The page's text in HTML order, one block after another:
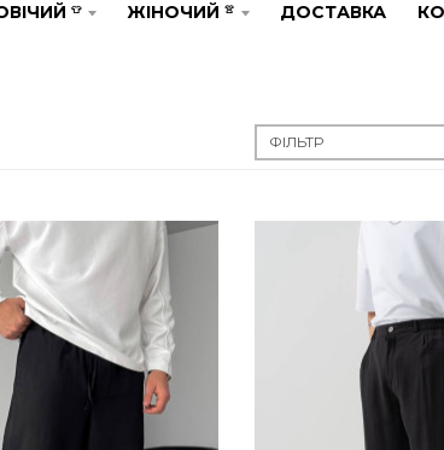
👕 ЖІНОЧИЙ 👚 ДОСТАВКА
ФІЛЬТР